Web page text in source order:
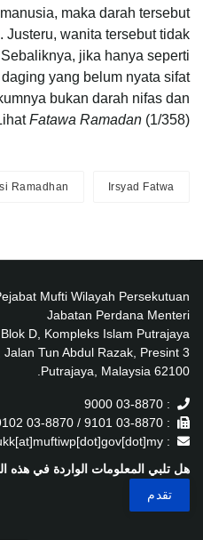
maka darah tersebut
Justeru, wanita tersebut tidak
jika hanya seperti
yang belum nyata sifat
bukan darah nifas dan
Fatawa Ramadan (1/358).
Irsyad Fatwa
Ramadhan
Mufti Wilayah Persekutuan
Jabatan Perdana Menteri
D, Kompleks Islam Putrajaya
Jalan Tun Abdul Razak, Presint 3
62100 Putrajaya, Malaysia.
: 03-8870 9000
: 03-8870 9101 / 03-8870 9102
: ukk[at]muftiwp[dot]gov[dot]my
هل تلبي المعلومات الواردة في هذه